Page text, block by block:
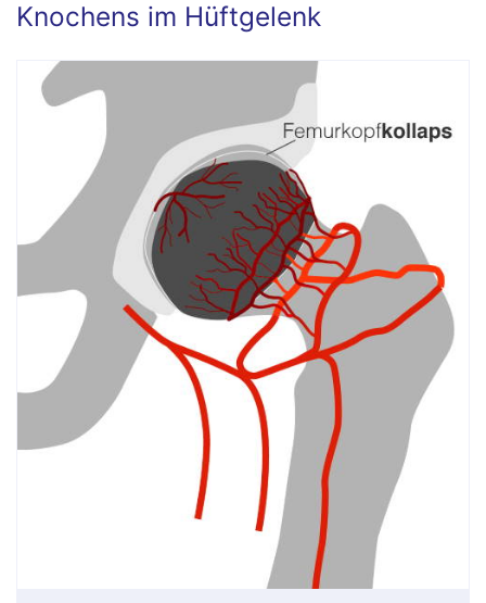
Knochens im Hüftgelenk